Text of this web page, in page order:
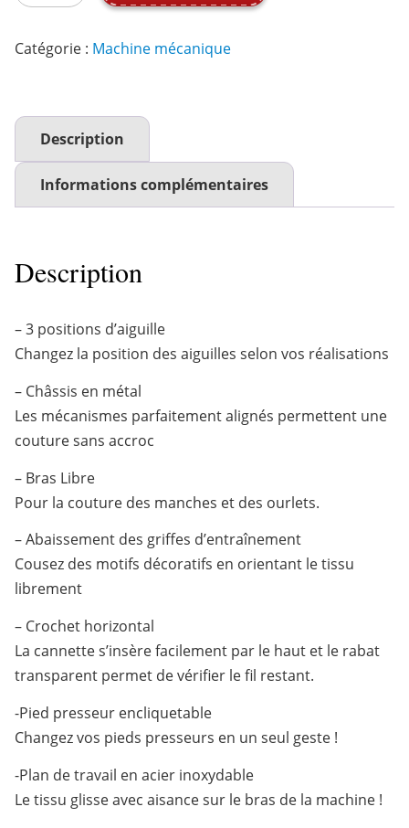
Catégorie : Machine mécanique
Description
Informations complémentaires
Description
– 3 positions d’aiguille
Changez la position des aiguilles selon vos réalisations
– Châssis en métal
Les mécanismes parfaitement alignés permettent une
couture sans accroc
– Bras Libre
Pour la couture des manches et des ourlets.
– Abaissement des griffes d’entraînement
Cousez des motifs décoratifs en orientant le tissu
librement
– Crochet horizontal
La cannette s’insère facilement par le haut et le rabat
transparent permet de vérifier le fil restant.
-Pied presseur encliquetable
Changez vos pieds presseurs en un seul geste !
-Plan de travail en acier inoxydable
Le tissu glisse avec aisance sur le bras de la machine !